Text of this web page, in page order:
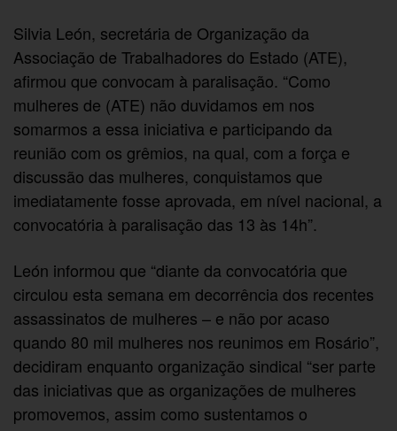
Silvia León, secretária de Organização da
Associação de Trabalhadores do Estado (ATE),
afirmou que convocam à paralisação. “Como
mulheres de (ATE) não duvidamos em nos
somarmos a essa iniciativa e participando da
reunião com os grêmios, na qual, com a força e
discussão das mulheres, conquistamos que
imediatamente fosse aprovada, em nível nacional, a
convocatória à paralisação das 13 às 14h”.
León informou que “diante da convocatória que
circulou esta semana em decorrência dos recentes
assassinatos de mulheres – e não por acaso
quando 80 mil mulheres nos reunimos em Rosário”,
decidiram enquanto organização sindical “ser parte
das iniciativas que as organizações de mulheres
promovemos, assim como sustentamos o